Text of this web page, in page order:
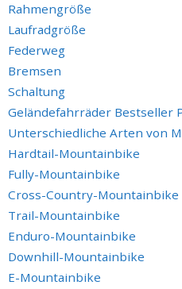
Rahmengröße
Laufradgröße
Federweg
Bremsen
Schaltung
Geländefahrräder Bestseller
Unterschiedliche Arten von
Hardtail-Mountainbike
Fully-Mountainbike
Cross-Country-Mountainbike
Trail-Mountainbike
Enduro-Mountainbike
Downhill-Mountainbike
E-Mountainbike